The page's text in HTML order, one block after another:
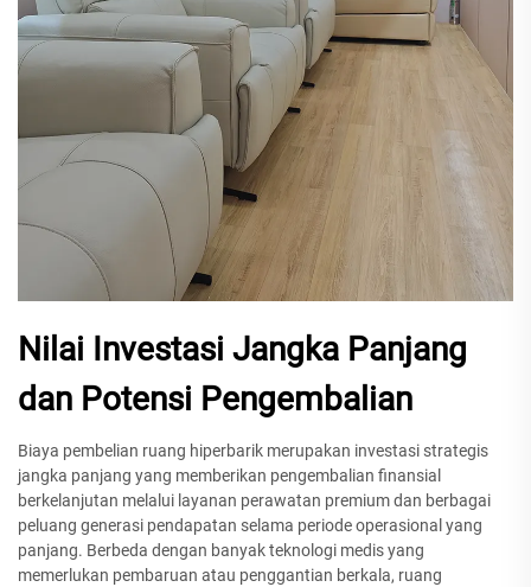
Nilai Investasi Jangka Panjang
dan Potensi Pengembalian
Biaya pembelian ruang hiperbarik merupakan investasi strategis
jangka panjang yang memberikan pengembalian finansial
berkelanjutan melalui layanan perawatan premium dan berbagai
peluang generasi pendapatan selama periode operasional yang
panjang. Berbeda dengan banyak teknologi medis yang
memerlukan pembaruan atau penggantian berkala, ruang